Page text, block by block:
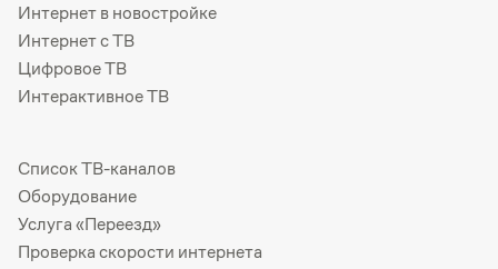
Интернет в новостройке
Интернет с ТВ
Цифровое ТВ
Интерактивное ТВ
Список ТВ-каналов
Оборудование
Услуга «Переезд»
Проверка скорости интернета